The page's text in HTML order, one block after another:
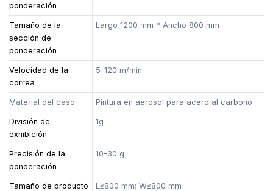
ponderación
Tamaño de la
sección de
ponderación
Largo 1200 mm * Ancho 800 mm
Velocidad de la
correa
5-120 m/min
Material del caso Pintura en aerosol para acero al carbono
División de
exhibición
1g
Precisión de la
ponderación
10-30 g
Tamaño de producto
L≤800 mm; W≤800 mm